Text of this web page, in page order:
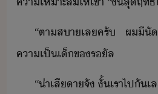
“​ตาสา​เล​ครั​ ​ผ​ีั
คา​เป็​เ็​ข​รัล
“​่าเสีา​จั​ ​ั้​เรา​ไป​ั​